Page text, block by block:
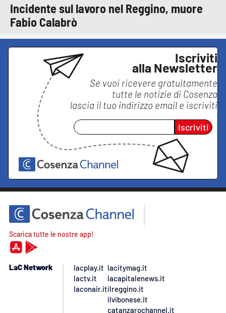
Incidente sul lavoro nel Reggino, muore
Fabio Calabrò
Iscriviti
alla Newsletter
Se vuoi ricevere gratuitamente
tutte le notizie di Cosenza
lascia il tuo indirizzo email e iscriviti
Iscriviti
Scarica tutte le nostre app!
LaC Network
lacplay.it
lactv.it
laconair.it
lacitymag.it
lacapitalenews.it
ilreggino.it
ilvibonese.it
catanzarochannel.it